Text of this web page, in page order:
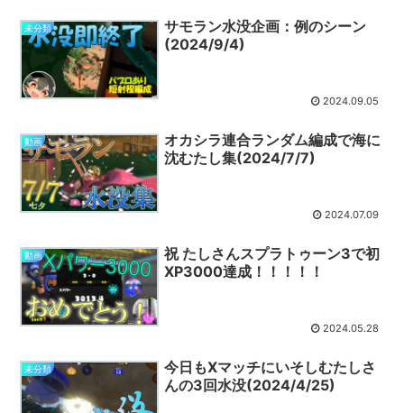
未分類
サモラン水没企画：例のシーン
(2024/9/4)
2024.09.05
動画
オカシラ連合ランダム編成で海に
沈むたし集(2024/7/7)
2024.07.09
動画
祝 たしさんスプラトゥーン3で初
XP3000達成！！！！！
2024.05.28
未分類
今日もXマッチにいそしむたしさ
んの3回水没(2024/4/25)